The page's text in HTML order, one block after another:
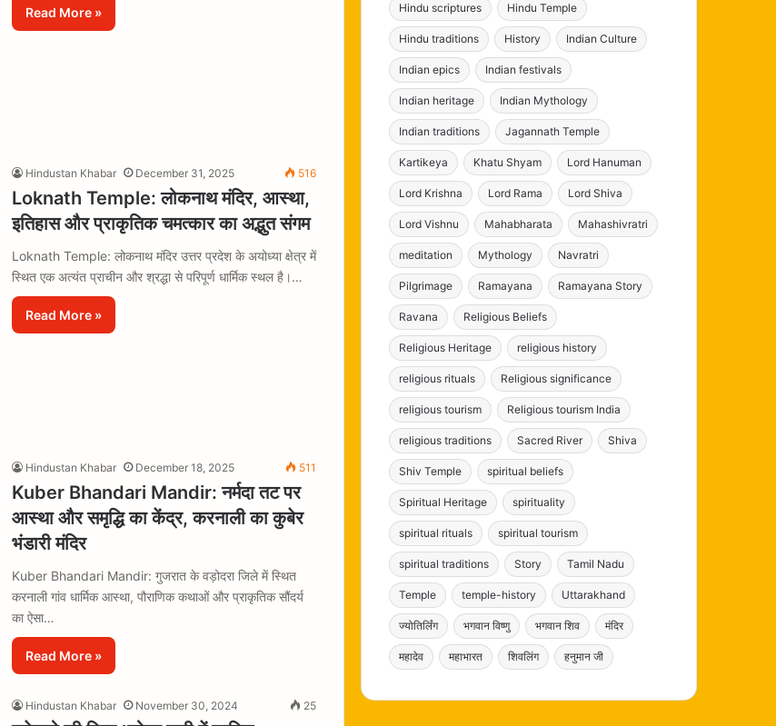
Read More »
Hindustan Khabar December 31, 2025 516
Loknath Temple: लोकनाथ मंदिर, आस्था,
इतिहास और प्राकृतिक चमत्कार का अद्भुत संगम
Loknath Temple: लोकनाथ मंदिर उत्तर प्रदेश के अयोध्या क्षेत्र में
स्थित एक अत्यंत प्राचीन और श्रद्धा से परिपूर्ण धार्मिक स्थल है।…
Read More »
Hindustan Khabar December 18, 2025 511
Kuber Bhandari Mandir: नर्मदा तट पर
आस्था और समृद्धि का केंद्र, करनाली का कुबेर
भंडारी मंदिर
Kuber Bhandari Mandir: गुजरात के वड़ोदरा जिले में स्थित
करनाली गांव धार्मिक आस्था, पौराणिक कथाओं और प्राकृतिक सौंदर्य
का ऐसा…
Read More »
Hindustan Khabar November 30, 2024 25
Hindu scriptures Hindu Temple
Hindu traditions History Indian Culture
Indian epics Indian festivals
Indian heritage Indian Mythology
Indian traditions Jagannath Temple
Kartikeya Khatu Shyam Lord Hanuman
Lord Krishna Lord Rama Lord Shiva
Lord Vishnu Mahabharata Mahashivratri
meditation Mythology Navratri
Pilgrimage Ramayana Ramayana Story
Ravana Religious Beliefs
Religious Heritage religious history
religious rituals Religious significance
religious tourism Religious tourism India
religious traditions Sacred River Shiva
Shiv Temple spiritual beliefs
Spiritual Heritage spirituality
spiritual rituals spiritual tourism
spiritual traditions Story Tamil Nadu
Temple temple-history Uttarakhand
ज्योतिर्लिंग भगवान विष्णु भगवान शिव मंदिर
महादेव महाभारत शिवलिंग हनुमान जी